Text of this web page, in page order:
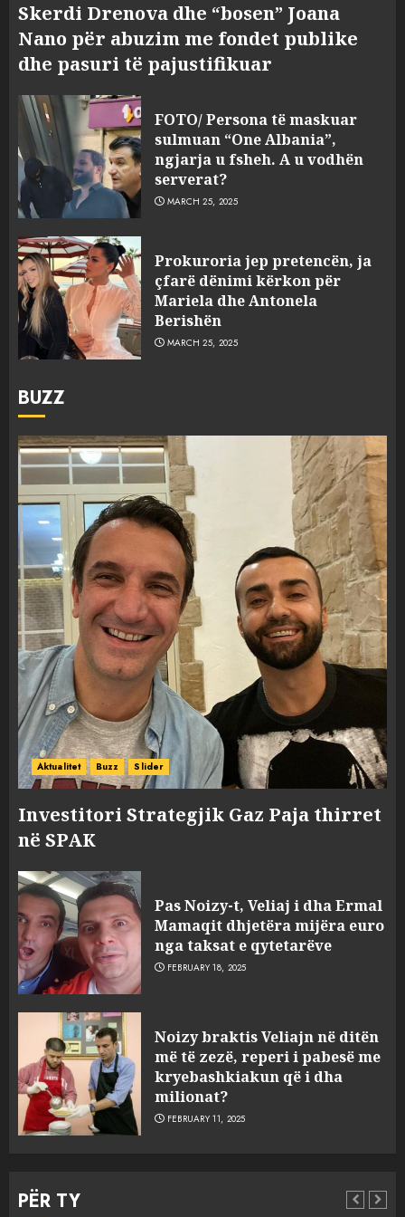
Skerdi Drenova dhe “bosen” Joana
Nano për abuzim me fondet publike
dhe pasuri të pajustifikuar
FOTO/ Persona të maskuar
sulmuan “One Albania”,
ngjarja u fsheh. A u vodhën
serverat?
MARCH 25, 2025
Prokuroria jep pretencën, ja
çfarë dënimi kërkon për
Mariela dhe Antonela
Berishën
MARCH 25, 2025
BUZZ
Aktualitet Buzz Slider
Investitori Strategjik Gaz Paja thirret
në SPAK
Pas Noizy-t, Veliaj i dha Ermal
Mamaqit dhjetëra mijëra euro
nga taksat e qytetarëve
FEBRUARY 18, 2025
Noizy braktis Veliajn në ditën
më të zezë, reperi i pabesë me
kryebashkiakun që i dha
milionat?
FEBRUARY 11, 2025
PËR TY
3
sulmuan “One Albania”,
ngjarja u fsheh. A u vodhën
serverat?
MARCH 25, 2025